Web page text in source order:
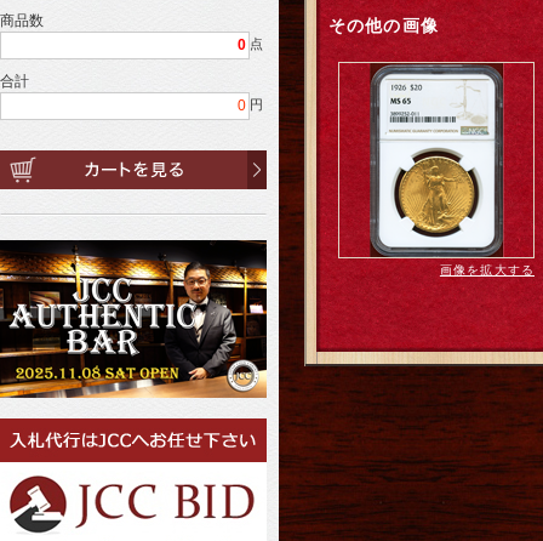
商品数
0 点
合計
0 円
その他の画像
画像を拡大する